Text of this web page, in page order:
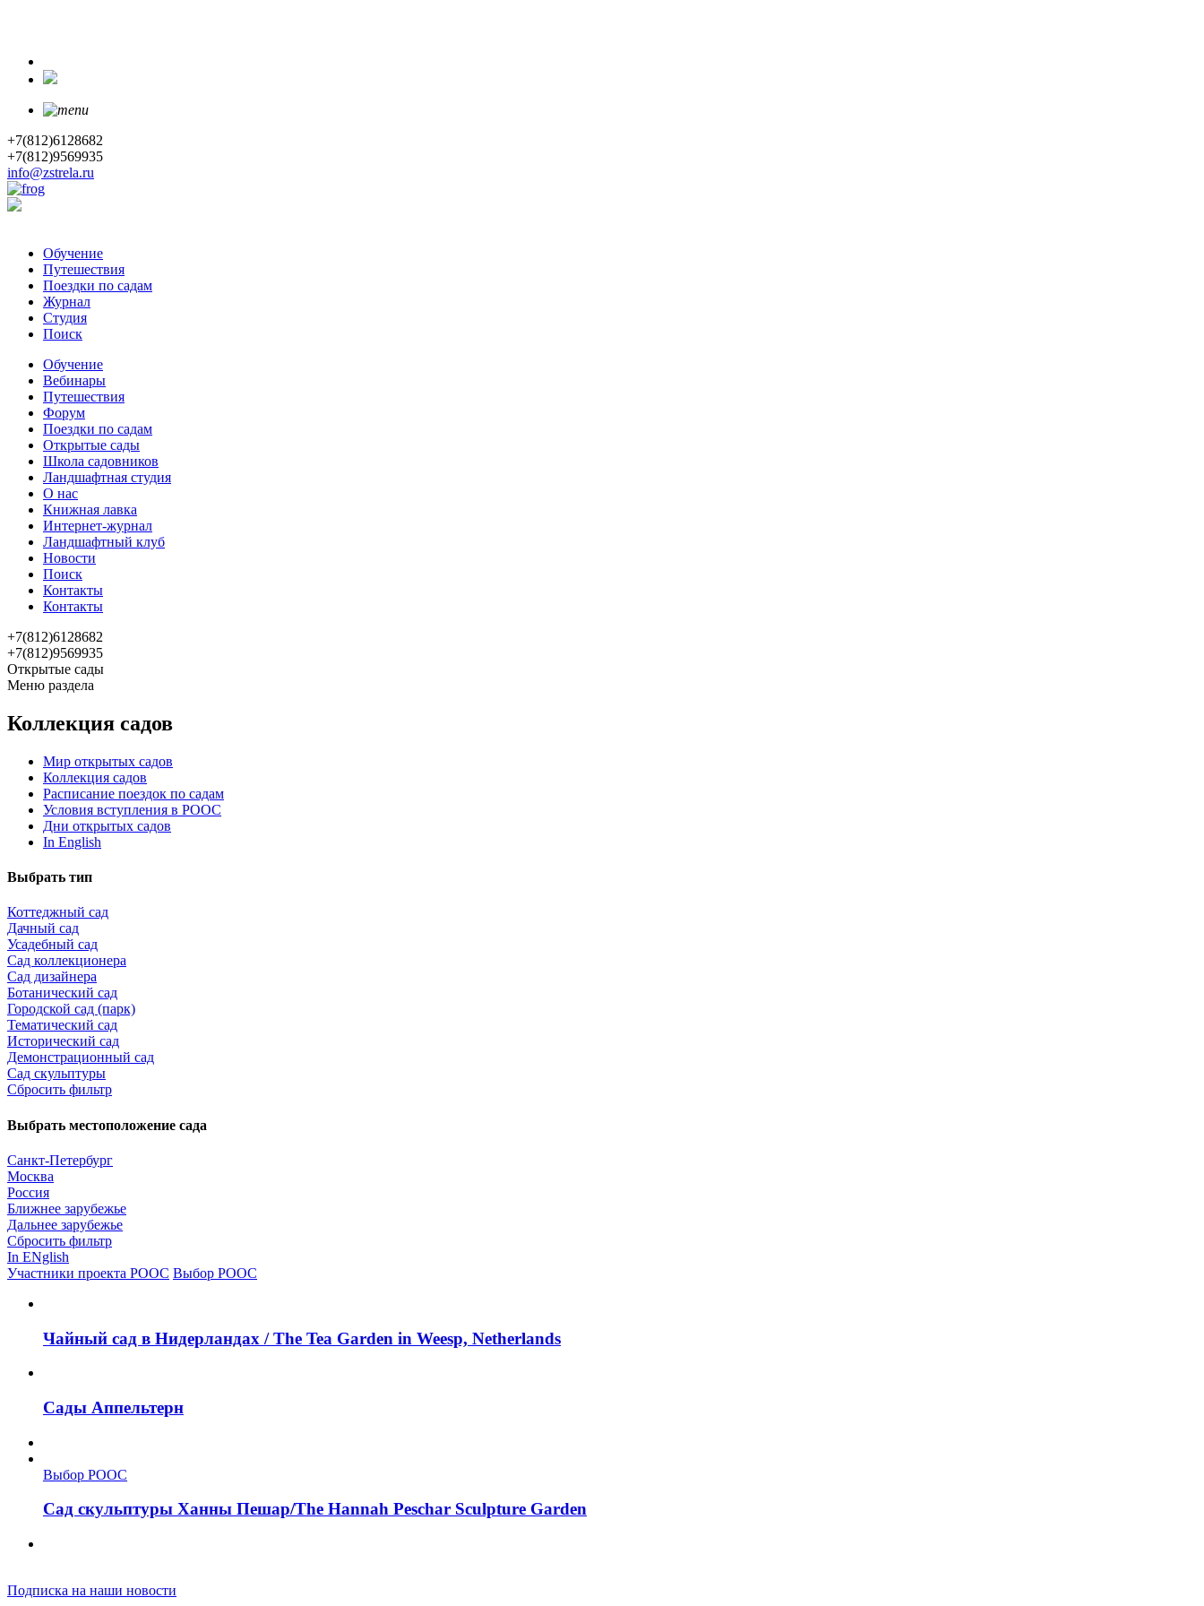
+7(812)6128682
+7(812)9569935
info@zstrela.ru
Обучение
Путешествия
Поездки по садам
Журнал
Студия
Поиск
Обучение
Вебинары
Путешествия
Форум
Поездки по садам
Открытые сады
Школа садовников
Ландшафтная студия
О нас
Книжная лавка
Интернет-журнал
Ландшафтный клуб
Новости
Поиск
Контакты
Контакты
+7(812)6128682
+7(812)9569935
Открытые сады
Меню раздела
Коллекция садов
Мир открытых садов
Коллекция садов
Расписание поездок по садам
Условия вступления в РООС
Дни открытых садов
In English
Выбрать тип
Коттеджный сад
Дачный сад
Усадебный сад
Сад коллекционера
Сад дизайнера
Ботанический сад
Городской сад (парк)
Тематический сад
Исторический сад
Демонстрационный сад
Сад скульптуры
Сбросить фильтр
Выбрать местоположение сада
Санкт-Петербург
Москва
Россия
Ближнее зарубежье
Дальнее зарубежье
Сбросить фильтр
In ENglish
Участники проекта РООС Выбор РООС
Чайный сад в Нидерландах / The Tea Garden in Weesp, Netherlands
Сады Аппельтерн
Выбор РООС
Сад скульптуры Ханны Пешар/The Hannah Peschar Sculpture Garden
Подписка на наши новости